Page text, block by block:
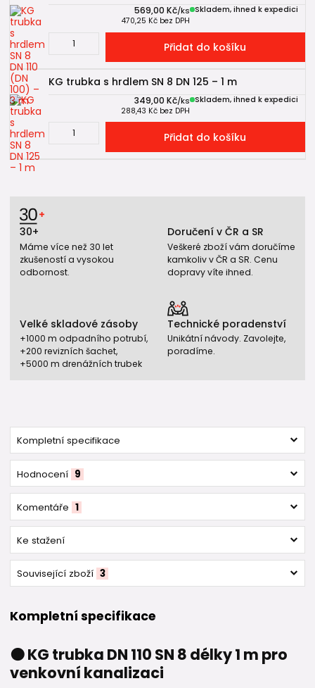
569,00 Kč/ks
470,25 Kč bez DPH
Skladem, ihned k expedici
Přidat do košíku
KG trubka s hrdlem SN 8 DN 125 – 1 m
349,00 Kč/ks
288,43 Kč bez DPH
Skladem, ihned k expedici
Přidat do košíku
30+
Máme více než 30 let
zkušeností a vysokou
odbornost.
Doručení v ČR a SR
Veškeré zboží vám doručíme
kamkoliv v ČR a SR. Cenu
dopravy víte ihned.
Velké skladové zásoby
+1000 m odpadního potrubí,
+200 revizních šachet,
+5000 m drenážních trubek
Technické poradenství
Unikátní návody. Zavolejte,
poradíme.
Kompletní specifikace
Hodnocení 9
Komentáře 1
Ke stažení
Související zboží 3
Kompletní specifikace
🟠 KG trubka DN 110 SN 8 délky 1 m pro
venkovní kanalizaci